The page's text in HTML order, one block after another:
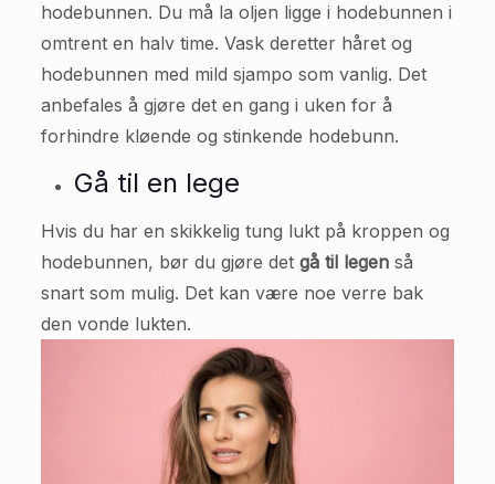
hodebunnen. Du må la oljen ligge i hodebunnen i
omtrent en halv time. Vask deretter håret og
hodebunnen med mild sjampo som vanlig. Det
anbefales å gjøre det en gang i uken for å
forhindre kløende og stinkende hodebunn.
Gå til en lege
Hvis du har en skikkelig tung lukt på kroppen og
hodebunnen, bør du gjøre det gå til legenså
snart som mulig. Det kan være noe verre bak
den vonde lukten.